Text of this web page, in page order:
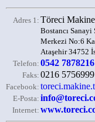
Adres 1: Töreci
Bostancı
Merkezi No:6
Ataşehir 34752
Telefon: 0542 7878216
Faks: 0216 5756999
Facebook:
E-Posta:
Internet: